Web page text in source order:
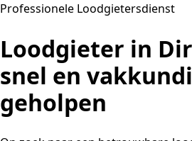
Professionele Loodgietersdienst
Loodgieter in
snel en
geholpen